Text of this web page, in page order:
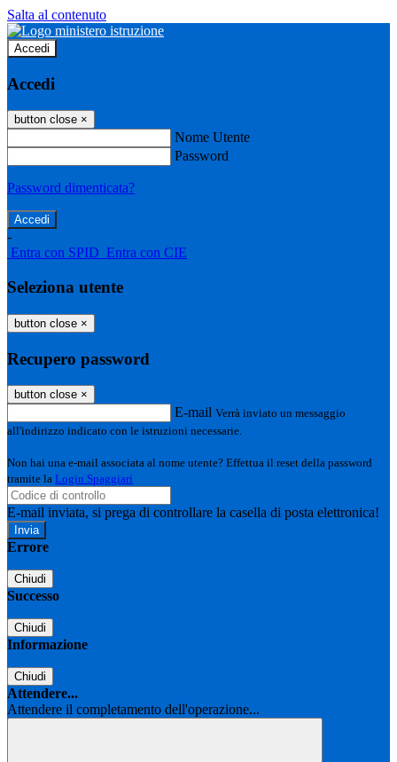
Salta al contenuto
Accedi
Accedi
button close ×
Nome Utente
Password
Password dimenticata?
-
Entra con SPID Entra con CIE
Seleziona utente
button close ×
Recupero password
button close ×
E-mail Verrà inviato un messaggio
all'indirizzo indicato con le istruzioni necessarie.
Non hai una e-mail associata al nome utente? Effettua il reset della password
tramite la Login Spaggiari
E-mail inviata, si prega di controllare la casella di posta elettronica!
Errore
Chiudi
Successo
Chiudi
Informazione
Chiudi
Attendere...
Attendere il completamento dell'operazione...